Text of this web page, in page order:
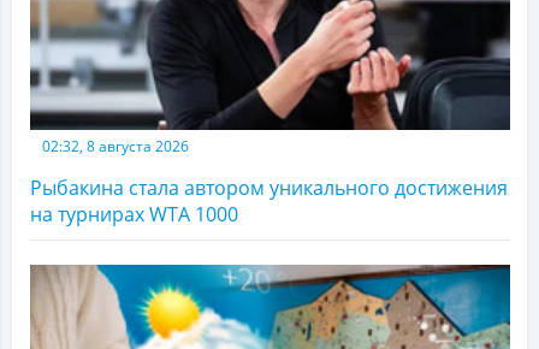
02:32, 8 августа 2026
Рыбакина стала автором уникального достижения
на турнирах WTA 1000